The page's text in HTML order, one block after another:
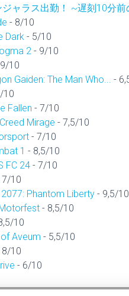
ャラス出勤！ ~遅刻10分前
- 8/10
Dark - 5/10
2 - 9/10
10
Gaiden: The Man Who... -
10
Fallen - 7/10
Mirage - 7,5/10
- 7/10
1 - 8,5/10
FC 24 - 7/10
7/10
Phantom Liberty - 9,5/10
- 8,5/10
10
Aveum - 5,5/10
8/10
- 6/10